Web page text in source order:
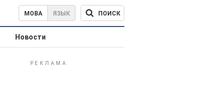
МОВА ЯЗЫК ПОИСК
Новости